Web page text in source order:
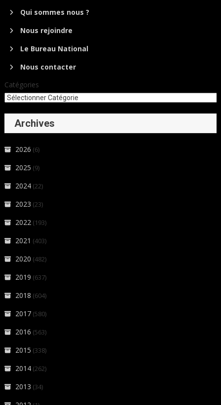
Qui sommes nous ?
Nous rejoindre
Le Bureau National
Nous contacter
Catégories
Archives
2026 (6)
2025 (9)
2024 (22)
2023 (23)
2022 (193)
2021 (403)
2020 (482)
2019 (637)
2018 (604)
2017 (580)
2016 (563)
2015 (338)
2014 (262)
2013 (34)